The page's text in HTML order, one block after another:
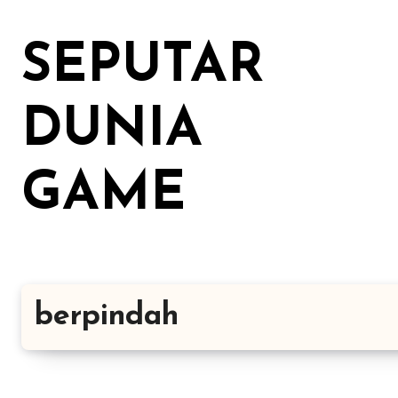
kontenSEPUTAR
DUNIA
GAME
berpindah